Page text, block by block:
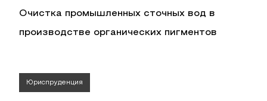
Очистка промышленных сточных вод в
производстве органических пигментов
Юриспруденция